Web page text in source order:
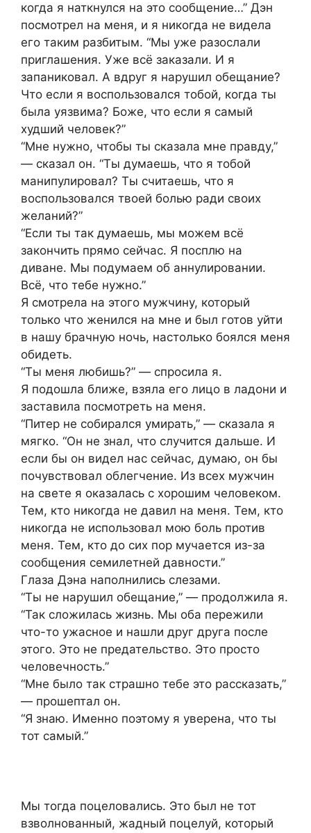
когда я наткнулся на это сообщение…” Дэн
посмотрел на меня, и я никогда не видела
его таким разбитым. “Мы уже разослали
приглашения. Уже всё заказали. И я
запаниковал. А вдруг я нарушил обещание?
Что если я воспользовался тобой, когда ты
была уязвима? Боже, что если я самый
худший человек?”
“Мне нужно, чтобы ты сказала мне правду,”
— сказал он. “Ты думаешь, что я тобой
манипулировал? Ты считаешь, что я
воспользовался твоей болью ради своих
желаний?”
“Если ты так думаешь, мы можем всё
закончить прямо сейчас. Я посплю на
диване. Мы подумаем об аннулировании.
Всё, что тебе нужно.”
Я смотрела на этого мужчину, который
только что женился на мне и был готов уйти
в нашу брачную ночь, настолько боялся меня
обидеть.
“Ты меня любишь?” — спросила я.
Я подошла ближе, взяла его лицо в ладони и
заставила посмотреть на меня.
“Питер не собирался умирать,” — сказала я
мягко. “Он не знал, что случится дальше. И
если бы он видел нас сейчас, думаю, он бы
почувствовал облегчение. Из всех мужчин
на свете я оказалась с хорошим человеком.
Тем, кто никогда не давил на меня. Тем, кто
никогда не использовал мою боль против
меня. Тем, кто до сих пор мучается из-за
сообщения семилетней давности.”
Глаза Дэна наполнились слезами.
“Ты не нарушил обещание,” — продолжила я.
“Так сложилась жизнь. Мы оба пережили
что-то ужасное и нашли друг друга после
этого. Это не предательство. Это просто
человечность.”
“Мне было так страшно тебе это рассказать,”
— прошептал он.
“Я знаю. Именно поэтому я уверена, что ты
тот самый.”
Мы тогда поцеловались. Это был не тот
взволнованный, жадный поцелуй, который